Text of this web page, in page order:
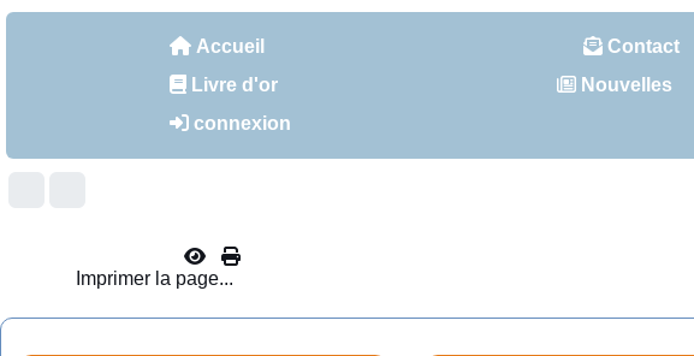
Accueil Contact
Livre d'or
Nouvelles
connexion
Imprimer la page...